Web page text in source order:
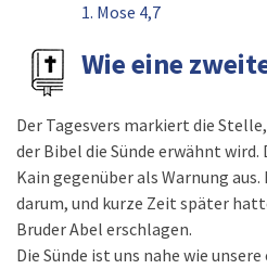
1. Mose 4,7
Wie eine
Der Tagesvers markiert die
der Bibel die Sünde erwähnt
Kain gegenüber als Warnung
darum, und kurze Zeit später
Bruder Abel erschlagen.
Die Sünde ist uns nahe wie